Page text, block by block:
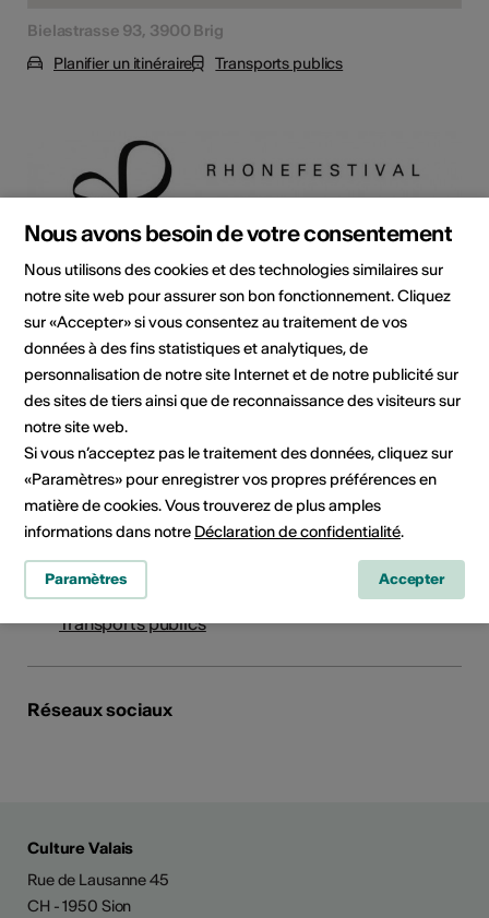
Bielastrasse 93, 3900 Brig
Planifier un itinéraire
Transports publics
Institution / organisation
Rhonefestival für Liedkunst
Bielastrasse 93
3900 Brig
Téléphone +41 76 527 18 65
E-Mail
Site Internet
Planifier un itinéraire
Transports publics
Réseaux sociaux
Culture Valais
Rue de Lausanne 45
CH - 1950 Sion
Nous avons besoin de votre consentement
Nous utilisons des cookies et des technologies similaires sur
notre site web pour assurer son bon fonctionnement. Cliquez
sur «Accepter» si vous consentez au traitement de vos
données à des fins statistiques et analytiques, de
personnalisation de notre site Internet et de notre publicité sur
des sites de tiers ainsi que de reconnaissance des visiteurs sur
notre site web.
Si vous n’acceptez pas le traitement des données, cliquez sur
«Paramètres» pour enregistrer vos propres préférences en
matière de cookies. Vous trouverez de plus amples
informations dans notre Déclaration de confidentialité.
Paramètres Accepter